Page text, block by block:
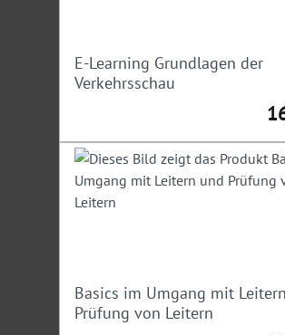
E-Learning Grundlagen der
Verkehrsschau
Basics im Umgang mit
Prüfung von Leitern